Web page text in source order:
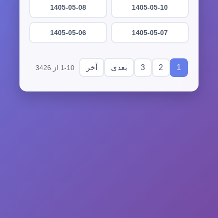
1405-05-10
1405-05-08
1405-05-07
1405-05-06
1
2
3 بعدی آخر 1-10 از 3426